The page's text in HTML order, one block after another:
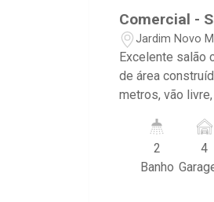
Comercial -
Jardim Novo
Preto/SP
Excelente salão
de área
metros, vão
com 04 vagas
de aço
usinado e
2
Banho
4